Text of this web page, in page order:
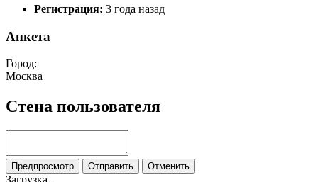
Регистрация: 3 года назад
Анкета
Город:
Москва
Стена пользователя
Предпросмотр Отправить Отменить
Загрузка...